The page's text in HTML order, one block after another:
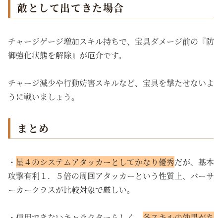
敵として出てきた場合
チャージゲージ増加スキル持ちで、宝具ダメージ前の『防
御強化状態を解除』が厄介です。
チャージ減少や行動妨害スキルなど、宝具を撃たせないよ
うに戦いましょう。
まとめ
・ 星４のシステムアタッカーとしてかなり優秀だが、基本
攻撃有利１．５倍の周回アタッカーという性質上、バーサ
ーカークラスが比較対象で厳しい。